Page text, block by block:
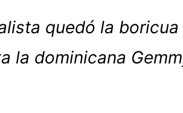
quedó la boricua
la dominicana